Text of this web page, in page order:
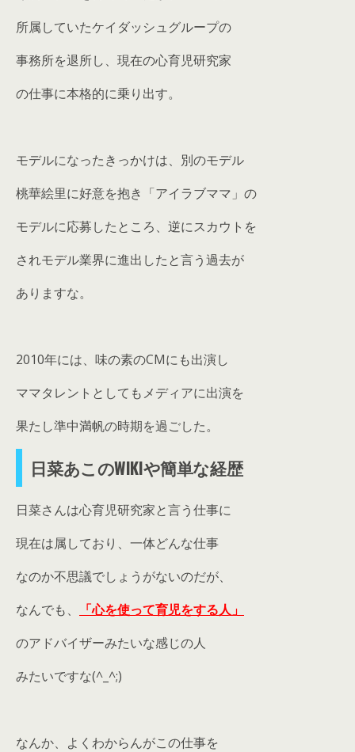
所属していたケイダッシュグループの
事務所を退所し、現在の心育児研究家
の仕事に本格的に乗り出す。
モデルになったきっかけは、別のモデル
桃華絵里に好意を抱き「アイラブママ」の
モデルに応募したところ、逆にスカウトを
されモデル業界に進出したと言う過去が
ありますな。
2010年には、味の素のCMにも出演し
ママタレントとしてもメディアに出演を
果たし準中満帆の時期を過ごした。
日菜あこのWIKIや簡単な経歴
日菜さんは心育児研究家と言う仕事に
現在は属しており、一体どんな仕事
なのか不思議でしょうがないのだが、
なんでも、
「心を使って育児をする人」
のアドバイザーみたいな感じの人
みたいですな(^_^;)
なんか、よくわからんがこの仕事を